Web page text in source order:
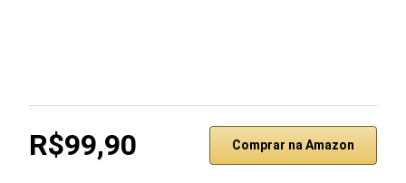
R$99,90 Comprar na Amazon